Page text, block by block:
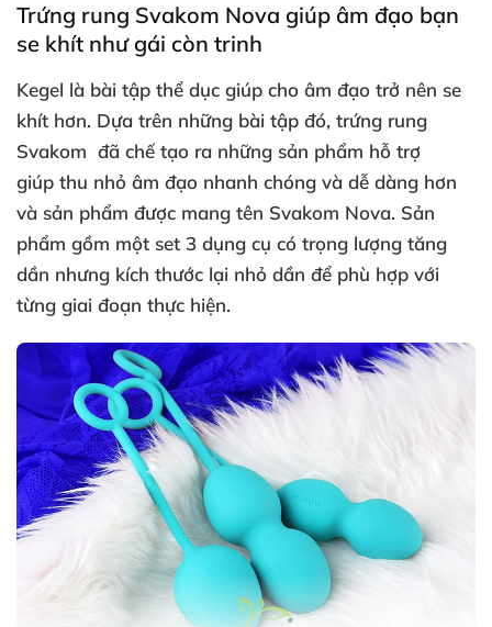
Trứng rung Svakom Nova giúp âm đạo bạn
se khít như gái còn trinh
Kegel là bài tập thể dục giúp cho âm đạo trở nên se
khít hơn. Dựa trên những bài tập đó, trứng rung
Svakom đã chế tạo ra những sản phẩm hỗ trợ
giúp thu nhỏ âm đạo nhanh chóng và dễ dàng hơn
và sản phẩm được mang tên Svakom Nova. Sản
phẩm gồm một set 3 dụng cụ có trọng lượng tăng
dần nhưng kích thước lại nhỏ dần để phù hợp với
từng giai đoạn thực hiện.